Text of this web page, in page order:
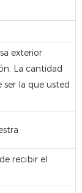
exterior
La cantidad
ser la que usted
recibir el